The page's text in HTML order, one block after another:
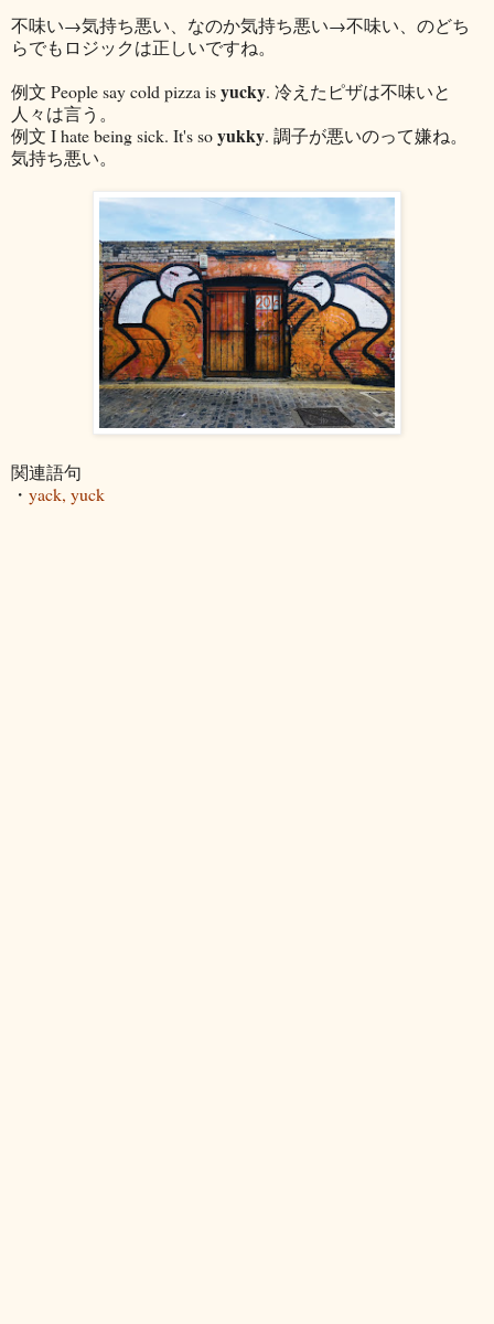
不味い→気持ち悪い、なのか気持ち悪い→不味い、のどち
らでもロジックは正しいですね。
例文 People say cold pizza isyucky. 冷えたピザは不味いと
人々は言う。
例文 I hate being sick. It's soyukky. 調子が悪いのって嫌ね。
気持ち悪い。
関連語句
・ yack, yuck